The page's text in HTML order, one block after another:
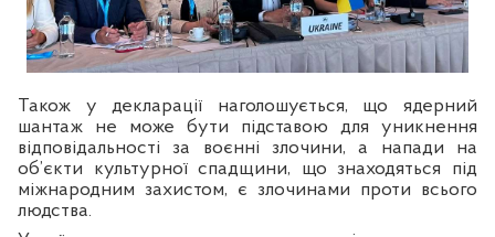
Також у декларації наголошується, що ядерний
шантаж не може бути підставою для уникнення
відповідальності за воєнні злочини, а напади на
об’єкти культурної спадщини, що знаходяться під
міжнародним захистом, є злочинами проти всього
людства.